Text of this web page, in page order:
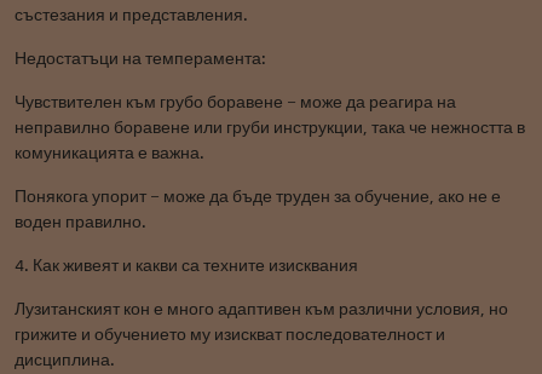
състезания и представления.
Недостатъци на темперамента:
Чувствителен към грубо боравене – може да реагира на
неправилно боравене или груби инструкции, така че нежността в
комуникацията е важна.
Понякога упорит – може да бъде труден за обучение, ако не е
воден правилно.
4. Как живеят и какви са техните изисквания
Лузитанският кон е много адаптивен към различни условия, но
грижите и обучението му изискват последователност и
дисциплина.